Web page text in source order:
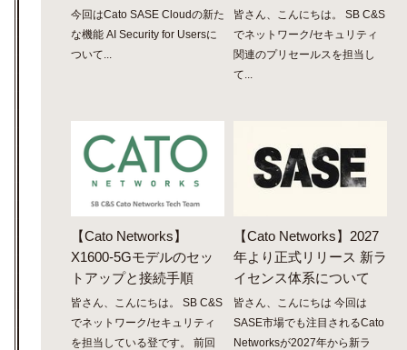
今回はCato SASE Cloudの新た
な機能 AI Security for Usersに
ついて...
皆さん、こんにちは。 SB C&S
でネットワーク/セキュリティ
関連のプリセールスを担当し
て...
【Cato Networks】
X1600-5Gモデルのセッ
トアップと接続手順
皆さん、こんにちは。 SB C&S
でネットワーク/セキュリティ
を担当している登です。 前回
【Cato Networks】2027
年より正式リリース 新ラ
イセンス体系について
皆さん、こんにちは 今回は
SASE市場でも注目されるCato
Networksが2027年から新ラ